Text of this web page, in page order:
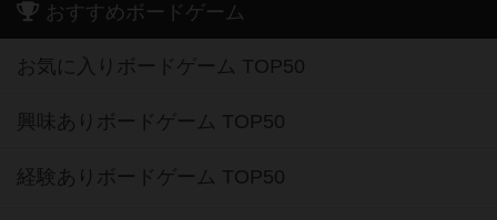
おすすめボードゲーム
お気に入りボードゲーム TOP50
興味ありボードゲーム TOP50
経験ありボードゲーム TOP50